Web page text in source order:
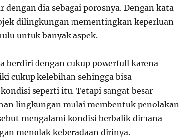
dia sebagai porosnya. Dengan kata
dilingkungan mementingkan keperluan
untuk banyak aspek.
berdiri dengan cukup powerfull karena
cukup kelebihan sehingga bisa
seperti itu. Tetapi sangat besar
lingkungan mulai membentuk penolakan
mengalami kondisi berbalik dimana
menolak keberadaan dirinya.